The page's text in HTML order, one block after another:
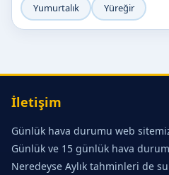
Yumurtalık
Yüreğir
İletişim
Günlük hava durumu web
Günlük ve 15 günlük hava
Neredeyse Aylık tahminleri de